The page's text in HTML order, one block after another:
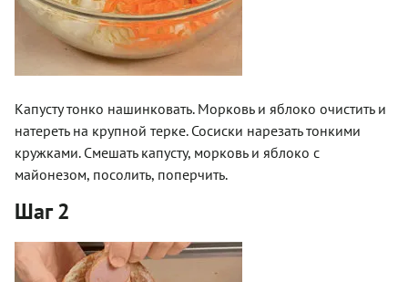
Капусту тонко нашинковать. Морковь и яблоко очистить и
натереть на крупной терке. Сосиски нарезать тонкими
кружками. Смешать капусту, морковь и яблоко с
майонезом, посолить, поперчить.
Шаг 2